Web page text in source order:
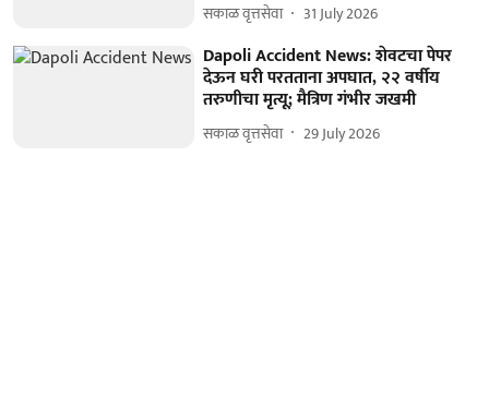
सकाळ वृत्तसेवा 31 July 2026
Dapoli Accident News: शेवटचा पेपर
देऊन घरी परतताना अपघात, २२ वर्षीय
तरुणीचा मृत्यू; मैत्रिण गंभीर जखमी
सकाळ वृत्तसेवा 29 July 2026